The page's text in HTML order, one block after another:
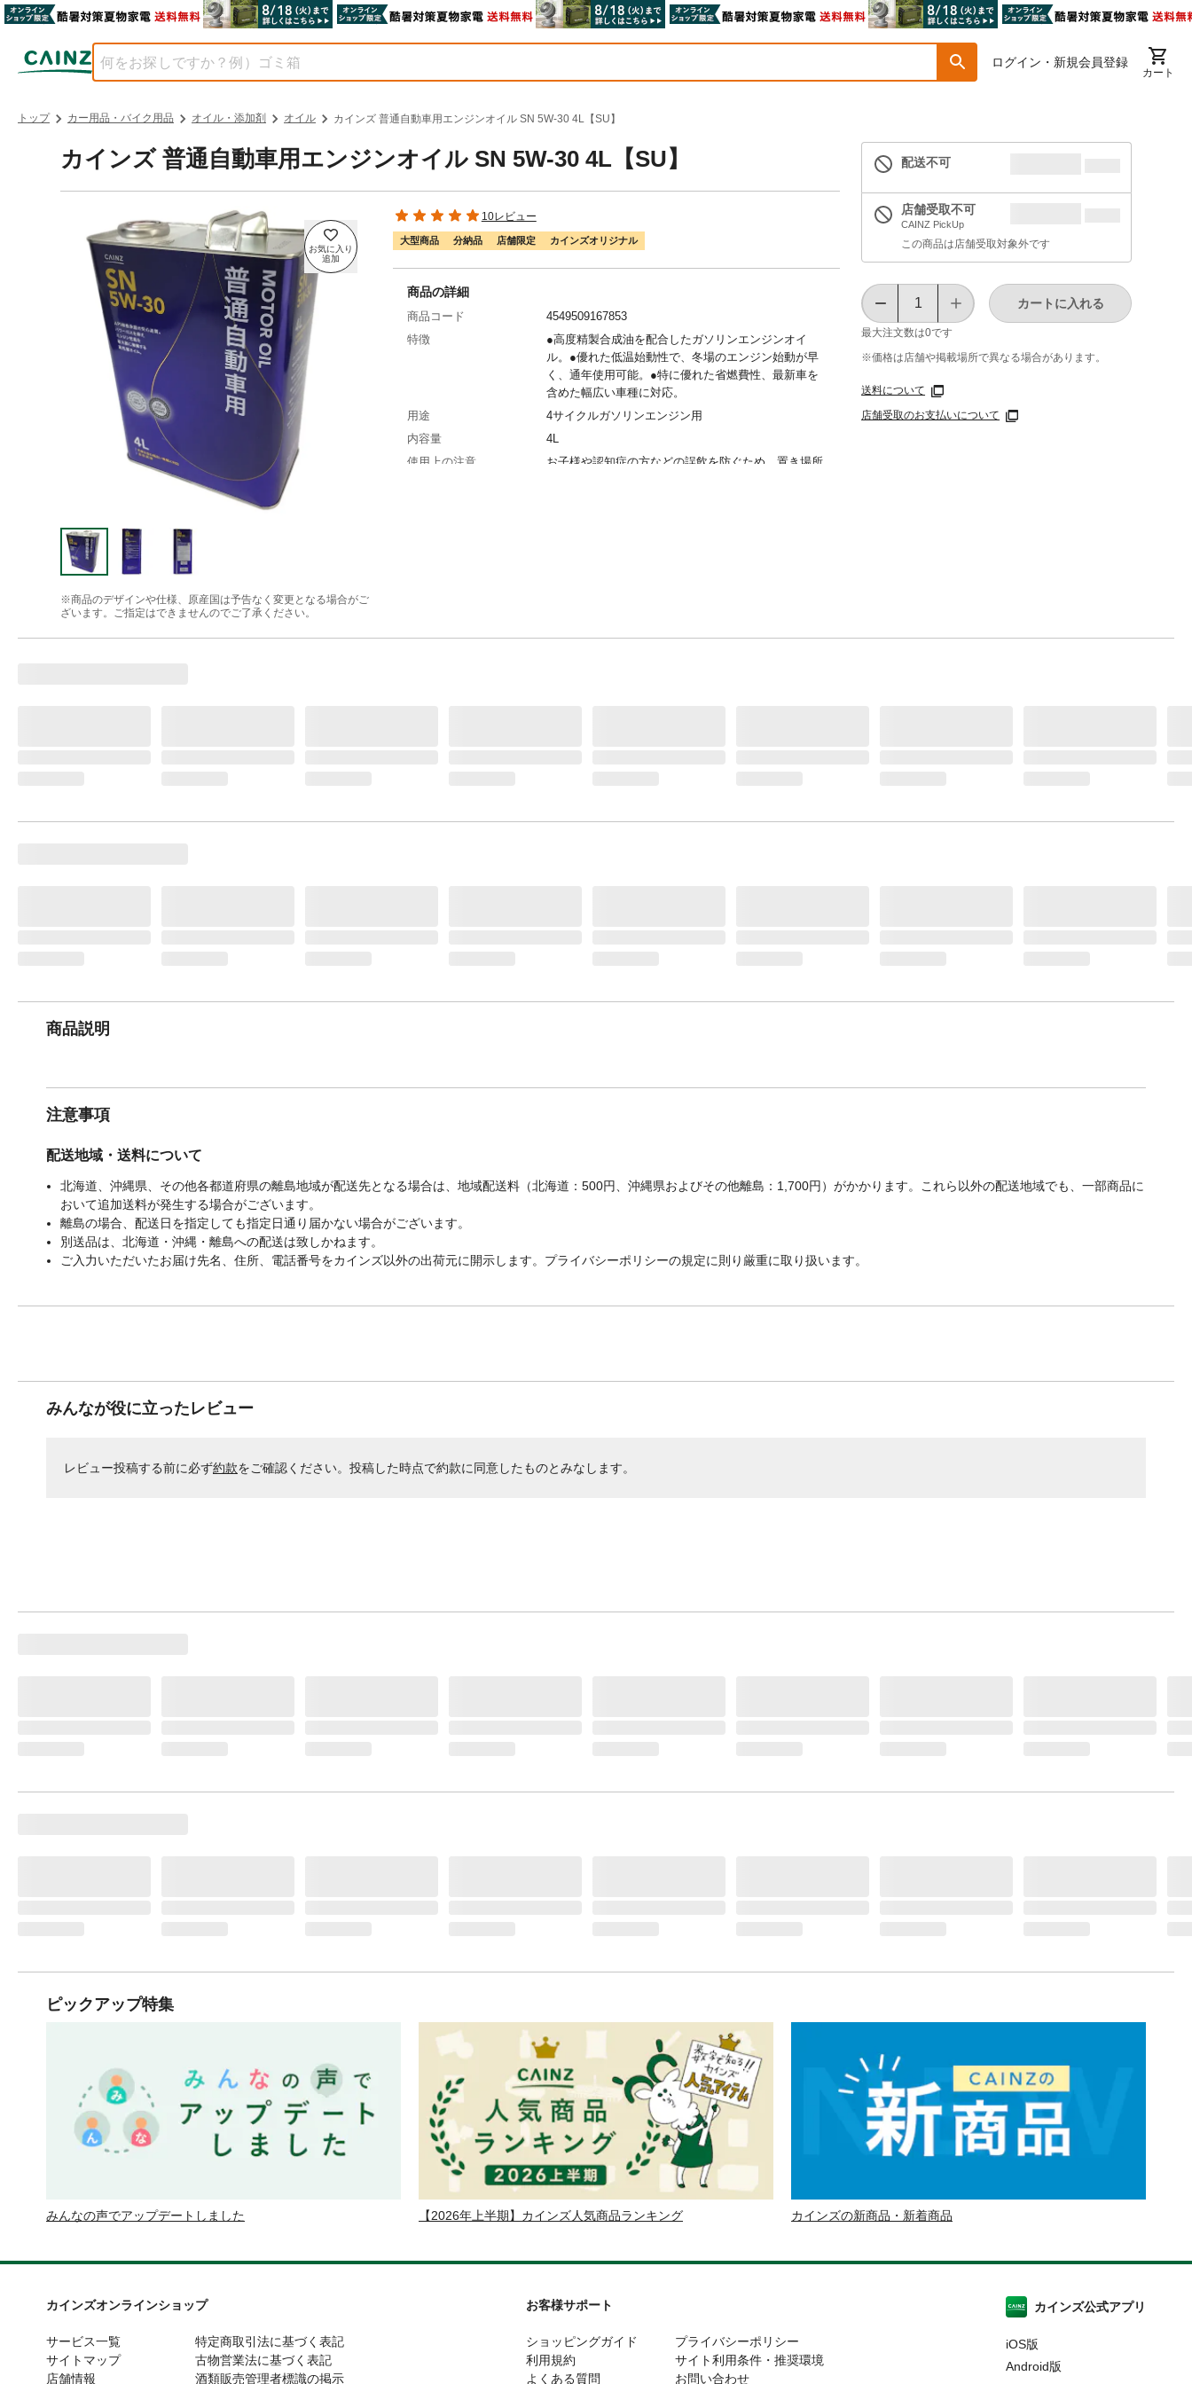
ログイン・新規会員登録
カート
トップ カー用品・バイク用品 オイル・添加剤 オイル カインズ 普通自動車用エンジンオイル SN 5W-30 4L【SU】
カインズ 普通自動車用エンジンオイル SN 5W-30 4L【SU】
※商品のデザインや仕様、原産国は予告なく変更となる場合がご
ざいます。ご指定はできませんのでご了承ください。
10レビュー
大型商品 分納品 店舗限定 カインズオリジナル
配送不可
店舗受取不可
CAINZ PickUp
この商品は店舗受取対象外です
最大注文数は0です
カートに入れる
※価格は​店舗や​掲載場所で​異なる​場合が​あります。
送料について
店舗受取のお支払いについて
商品の詳細
商品コード
4549509167853
特徴
●高度精製合成油を配合したガソリンエンジンオイ
ル。●優れた低温始動性で、冬場のエンジン始動が早
く、通年使用可能。●特に優れた省燃費性、最新車を
含めた幅広い車種に対応。
用途
4サイクルガソリンエンジン用
内容量
4L
使用上の注意
お子様や認知症の方などの誤飲を防ぐため、置き場所
商品説明
注意事項
配送地域・送料について
北海道、沖縄県、その他各都道府県の離島地域が配送先となる場合は、地域配送料（北海道：500円、沖縄県およびその他離島：1,700円）がかかります。これら以外の配送地域でも、一部商品に
おいて追加送料が発生する場合がございます。
離島の場合、配送日を指定しても指定日通り届かない場合がございます。
別送品は、北海道・沖縄・離島への配送は致しかねます。
ご入力いただいたお届け先名、住所、電話番号をカインズ以外の出荷元に開示します。プライバシーポリシーの規定に則り厳重に取り扱います。
みんなが役に立ったレビュー
レビュー投稿する前に必ず約款をご確認ください。投稿した時点で約款に同意したものとみなします。
ピックアップ特集
みんなの声でアップデートしました 【2026年上半期】カインズ人気商品ランキング カインズの新商品・新着商品
カインズオンラインショップ
サービス一覧
サイトマップ
店舗情報
特定商取引法に基づく表記
古物営業法に基づく表記
酒類販売管理者標識の掲示
お客様サポート
ショッピングガイド
利用規約
よくある質問
プライバシーポリシー
サイト利用条件・推奨環境
お問い合わせ
カインズ公式アプリ
iOS版
Android版